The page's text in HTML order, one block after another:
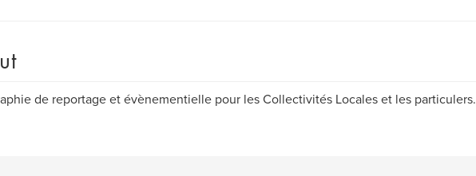
de reportage et évènementielle pour les Collectivités Locales et les particulers.